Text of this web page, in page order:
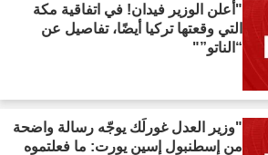
"أعلن الوزير فيدان! في اتفاقية مكة
التي وقعتها تركيا أيضًا، تفاصيل عن
“الناتو”"
"وزير العدل غورلَك يوجّه رسالة واضحة
من إسطنبول إسين يورت: ما فعلتموه